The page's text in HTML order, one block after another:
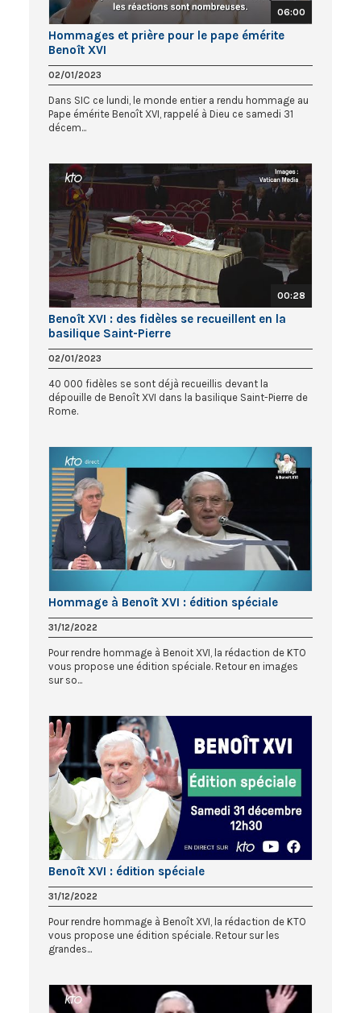
06:00
Hommages et prière pour le pape émérite
Benoît XVI
02/01/2023
Dans SIC ce lundi, le monde entier a rendu hommage au
Pape émérite Benoît XVI, rappelé à Dieu ce samedi 31
décem...
00:28
Benoît XVI : des fidèles se recueillent en la
basilique Saint-Pierre
02/01/2023
40 000 fidèles se sont déjà recueillis devant la
dépouille de Benoît XVI dans la basilique Saint-Pierre de
Rome.
Hommage à Benoît XVI : édition spéciale
31/12/2022
Pour rendre hommage à Benoit XVI, la rédaction de KTO
vous propose une édition spéciale. Retour en images
sur so...
Benoît XVI : édition spéciale
31/12/2022
Pour rendre hommage à Benoît XVI, la rédaction de KTO
vous propose une édition spéciale. Retour sur les
grandes...